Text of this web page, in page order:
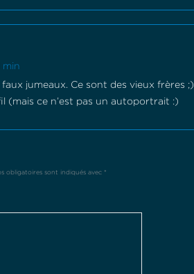
min
faux jumeaux. Ce sont des vieux frères ;)
(mais ce n’est pas un autoportrait :)
obligatoires sont indiqués avec *